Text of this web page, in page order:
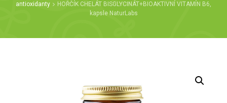
antioxidanty
HOŘČÍK CHELÁT BISGLYCINÁT+BIOAKTIVNÍ VITAMÍN B6,
kapsle NaturLabs